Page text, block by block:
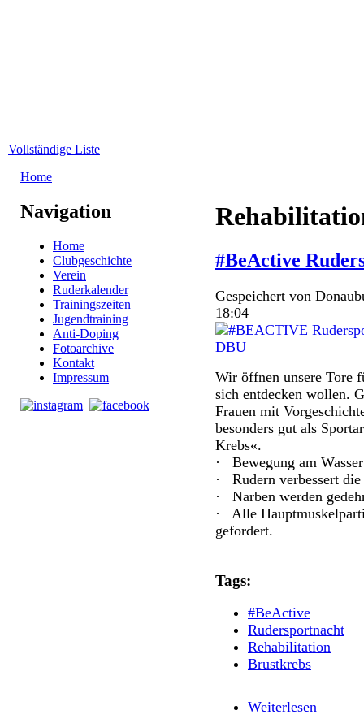
Vollständige Liste
Home
Navigation
Home
Clubgeschichte
Verein
Ruderkalender
Trainingszeiten
Jugendtraining
Anti-Doping
Fotoarchive
Kontakt
Impressum
#BeActive
Gespeichert von
18:04
Wir öffnen unsere Tore
sich entdecken wollen.
Frauen mit
besonders gut als
Krebs«.
· Bewegung am
· Rudern verbessert
· Narben werden
· Alle
gefordert.
Tags:
#BeActive
Rudersportnacht
Rehabilitation
Brustkrebs
Weiterlesen